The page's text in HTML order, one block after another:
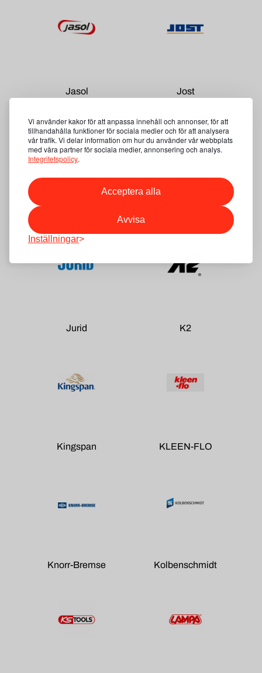
Vi använder kakor för att anpassa innehåll och annonser, för att
tillhandahålla funktioner för sociala medier och för att analysera
vår trafik. Vi delar information om hur du använder vår webbplats
med våra partner för sociala medier, annonsering och analys.
Integritetspolicy.
Acceptera alla
Avvisa
Inställningar
Jasol Jost
Jurid K2
Kingspan KLEEN-FLO
Knorr-Bremse Kolbenschmidt